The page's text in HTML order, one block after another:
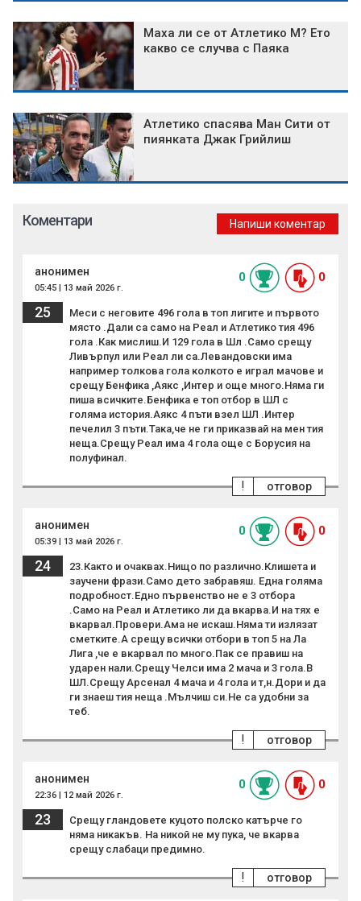
Маха ли се от Атлетико М? Ето
какво се случва с Паяка
Атлетико спасява Ман Сити от
пиянката Джак Грийлиш
Коментари Напиши коментар
анонимен
05:45 | 13 май 2026 г.
0 0
25
Меси с неговите 496 гола в топ лигите и първото
място .Дали са само на Реал и Атлетико тия 496
гола .Как мислиш.И 129 гола в Шл .Само срещу
Ливърпул или Реал ли са.Левандовски има
например толкова гола колкото е играл мачове и
срещу Бенфика ,Аякс ,Интер и още много.Няма ги
пиша всичките.Бенфика е топ отбор в ШЛ с
голяма история.Аякс 4 пъти взел ШЛ .Интер
печелил 3 пъти.Така,че не ги приказвай на мен тия
неща.Срещу Реал има 4 гола още с Борусия на
полуфинал.
отговор
!
анонимен
05:39 | 13 май 2026 г.
0 0
24
23.Както и очаквах.Нищо по различно.Клишета и
заучени фрази.Само дето забравяш. Една голяма
подробност.Едно първенство не е 3 отбора
.Само на Реал и Атлетико ли да вкарва.И на тях е
вкарвал.Провери.Ама не искаш.Няма ти излязат
сметките.А срещу всички отбори в топ 5 на Ла
Лига ,че е вкарвал по много.Пак се правиш на
ударен нали.Срещу Челси има 2 мача и 3 гола.В
ШЛ.Срещу Арсенал 4 мача и 4 гола и т,н.Дори и да
ги знаеш тия неща .Мълчиш си.Не са удобни за
теб.
отговор
!
анонимен
22:36 | 12 май 2026 г.
0 0
23
Срещу гландовете куцото полско катърче го
няма никакъв. На никой не му пука, че вкарва
срещу слабаци предимно.
отговор
!